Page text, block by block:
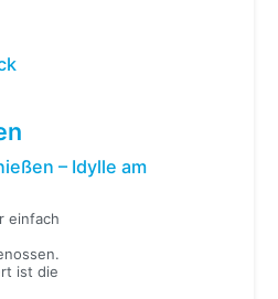
– Idylle am
einfach
ist die